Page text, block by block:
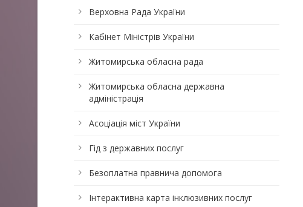
Верховна Рада України
Кабінет Міністрів України
Житомирська обласна рада
Житомирська обласна державна
адміністрація
Асоціація міст України
Гід з державних послуг
Безоплатна правнича допомога
Інтерактивна карта інклюзивних послуг